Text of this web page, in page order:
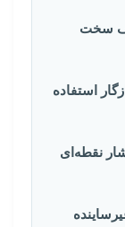
کف سخت
استفاده
نقطه‌ای